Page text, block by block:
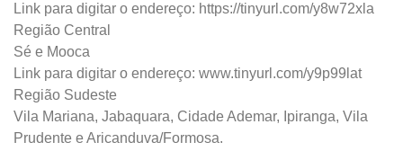
Link para digitar o endereço: https://tinyurl.com/y8w72xla
Região Central
Sé e Mooca
Link para digitar o endereço: www.tinyurl.com/y9p99lat
Região Sudeste
Vila Mariana, Jabaquara, Cidade Ademar, Ipiranga, Vila
Prudente e Aricanduva/Formosa.